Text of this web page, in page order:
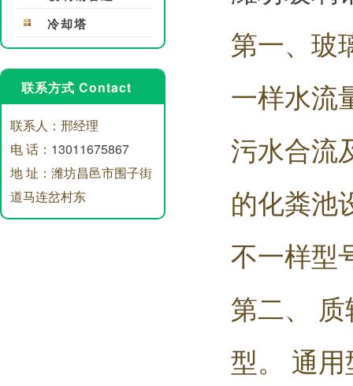
冷却塔
联系方式 Contact
联系人：邢经理
电 话： 13011675867
地 址：潍坊昌邑市围子街
道马连岔村东
第一、玻
一样水流
污水合流
的化粪池
不一样型
第二、
型。 通